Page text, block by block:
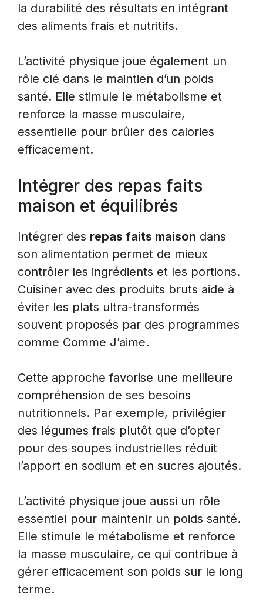
la durabilité des résultats en intégrant
des aliments frais et nutritifs.
L’activité physique joue également un
rôle clé dans le maintien d’un poids
santé. Elle stimule le métabolisme et
renforce la masse musculaire,
essentielle pour brûler des calories
efficacement.
Intégrer des repas faits
maison et équilibrés
Intégrer des repas faits maison dans
son alimentation permet de mieux
contrôler les ingrédients et les portions.
Cuisiner avec des produits bruts aide à
éviter les plats ultra-transformés
souvent proposés par des programmes
comme Comme J’aime.
Cette approche favorise une meilleure
compréhension de ses besoins
nutritionnels. Par exemple, privilégier
des légumes frais plutôt que d’opter
pour des soupes industrielles réduit
l’apport en sodium et en sucres ajoutés.
L’activité physique joue aussi un rôle
essentiel pour maintenir un poids santé.
Elle stimule le métabolisme et renforce
la masse musculaire, ce qui contribue à
gérer efficacement son poids sur le long
terme.